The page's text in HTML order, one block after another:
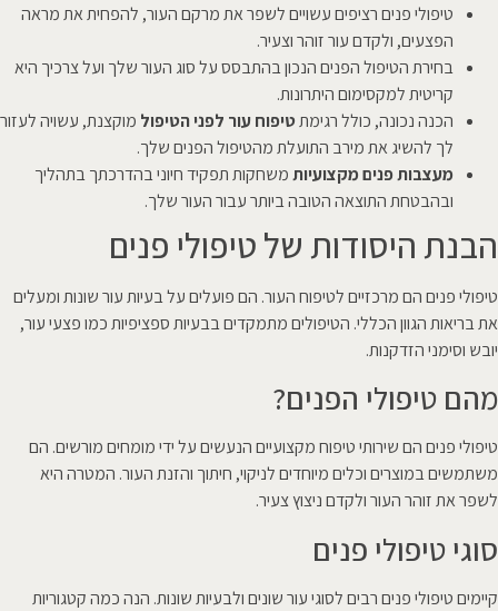
טיפולי פנים רציפים עשויים לשפר את מרקם העור, להפחית את מראה
הפצעים, ולקדם עור זוהר וצעיר.
בחירת הטיפול הפנים הנכון בהתבסס על סוג העור שלך ועל צרכיך היא
קריטית למקסימום היתרונות.
הכנה נכונה, כולל רגימתטיפוח עור לפני הטיפול מוקצנת, עשויה לעזור
לך להשיג את מירב התועלת מהטיפול הפנים שלך.
מעצבות פנים מקצועיותמשחקות תפקיד חיוני בהדרכתך בתהליך
ובהבטחת התוצאה הטובה ביותר עבור העור שלך.
הבנת היסודות של טיפולי פנים
טיפולי פנים הם מרכזיים לטיפוח העור. הם פועלים על בעיות עור שונות ומעלים
את בריאות הגוון הכללי. הטיפולים מתמקדים בבעיות ספציפיות כמו פצעי עור,
יובש וסימני הזדקנות.
מהם טיפולי הפנים?
טיפולי פנים הם שירותי טיפוח מקצועיים הנעשים על ידי מומחים מורשים. הם
משתמשים במוצרים וכלים מיוחדים לניקוי, חיתוך והזנת העור. המטרה היא
לשפר את זוהר העור ולקדם ניצוץ צעיר.
סוגי טיפולי פנים
קיימים טיפולי פנים רבים לסוגי עור שונים ולבעיות שונות. הנה כמה קטגוריות